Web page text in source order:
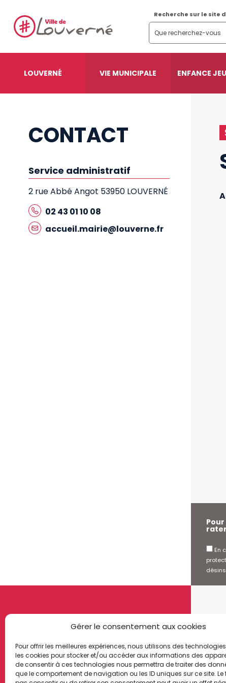
Gérer le consentement aux cookies
Pour offrir les meilleures expériences, nous utilisons des
les cookies pour stocker et/ou accéder aux informations des
de consentir à ces technologies nous permettra de traiter des
que le comportement de navigation ou les ID uniques sur ce site. Le
Recherche sur le site
LOUVERNÉ VIE MUNICIPALE ENFANCE
CONTACT
Service administratif
2 rue Abbé Angot 53950 LOUVERNÉ
02 43 01 10 08
accueil.mairie@louverne.fr
En
Lundi